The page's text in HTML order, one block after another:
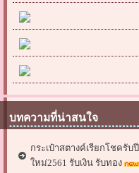
บทความที่น่าสนใจ
กระเป๋าสตางค์เรียกโชครับปี
ใหม่2561 รับเงิน รับทอง